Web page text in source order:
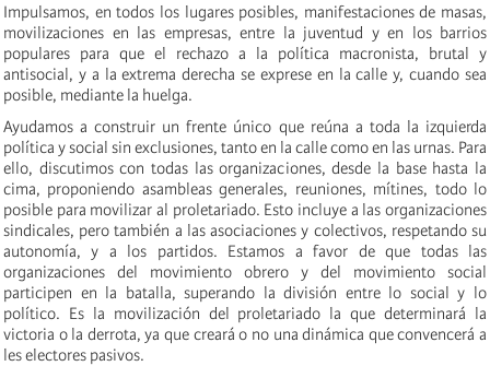
Impulsamos, en todos los lugares posibles, manifestaciones de masas,
movilizaciones en las empresas, entre la juventud y en los barrios
populares para que el rechazo a la política macronista, brutal y
antisocial, y a la extrema derecha se exprese en la calle y, cuando sea
posible, mediante la huelga.
Ayudamos a construir un frente único que reúna a toda la izquierda
política y social sin exclusiones, tanto en la calle como en las urnas. Para
ello, discutimos con todas las organizaciones, desde la base hasta la
cima, proponiendo asambleas generales, reuniones, mítines, todo lo
posible para movilizar al proletariado. Esto incluye a las organizaciones
sindicales, pero también a las asociaciones y colectivos, respetando su
autonomía, y a los partidos. Estamos a favor de que todas las
organizaciones del movimiento obrero y del movimiento social
participen en la batalla, superando la división entre lo social y lo
político. Es la movilización del proletariado la que determinará la
victoria o la derrota, ya que creará o no una dinámica que convencerá a
les electores pasivos.